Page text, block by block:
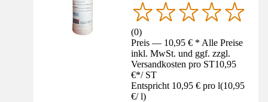
(0)
Preis — 10,95 € * Alle Preise
inkl. MwSt. und ggf. zzgl.
Versandkosten pro ST10,95
€*/ ST
Entspricht 10,95 € pro l(10,95
€/ l)